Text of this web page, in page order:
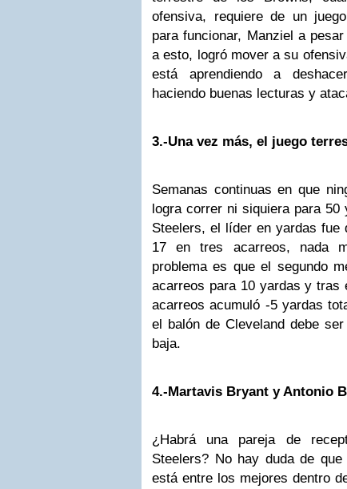
ofensiva, requiere de un
para funcionar, Manziel a
a esto, logró mover a su
está aprendiendo a
haciendo buenas lecturas y
3.-Una vez más, el juego
Semanas continuas en que
logra correr ni siquiera para 50
Steelers, el líder en yardas fue
17 en tres acarreos, nada
problema es que el segundo
acarreos para 10 yardas y
acarreos acumuló -5 yardas
el balón de Cleveland debe
baja.
4.-Martavis Bryant y Antonio
¿Habrá una pareja de
Steelers? No hay duda de
está entre los mejores dentro